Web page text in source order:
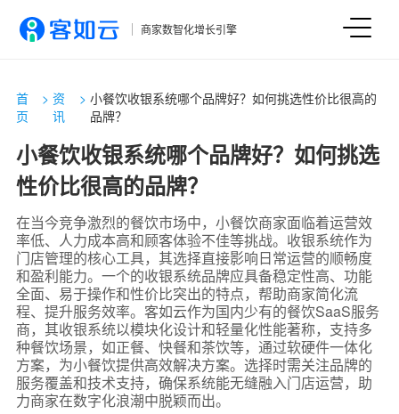
商家数智化增长引擎
首
页
>资
讯
> 小餐饮收银系统哪个品牌好？如何挑选性价比很高的
品牌？
小餐饮收银系统哪个品牌好？如何挑选
性价比很高的品牌？
在当今竞争激烈的餐饮市场中，小餐饮商家面临着运营效
率低、人力成本高和顾客体验不佳等挑战。收银系统作为
门店管理的核心工具，其选择直接影响日常运营的顺畅度
和盈利能力。一个的收银系统品牌应具备稳定性高、功能
全面、易于操作和性价比突出的特点，帮助商家简化流
程、提升服务效率。客如云作为国内少有的餐饮SaaS服务
商，其收银系统以模块化设计和轻量化性能著称，支持多
种餐饮场景，如正餐、快餐和茶饮等，通过软硬件一体化
方案，为小餐饮提供高效解决方案。选择时需关注品牌的
服务覆盖和技术支持，确保系统能无缝融入门店运营，助
力商家在数字化浪潮中脱颖而出。